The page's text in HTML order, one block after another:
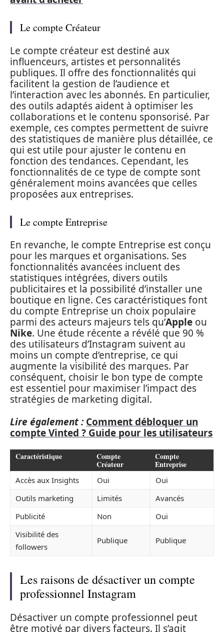
Le compte Créateur
Le compte créateur est destiné aux
influenceurs, artistes et personnalités
publiques. Il offre des fonctionnalités qui
facilitent la gestion de l’audience et
l’interaction avec les abonnés. En particulier,
des outils adaptés aident à optimiser les
collaborations et le contenu sponsorisé. Par
exemple, ces comptes permettent de suivre
des statistiques de manière plus détaillée, ce
qui est utile pour ajuster le contenu en
fonction des tendances. Cependant, les
fonctionnalités de ce type de compte sont
généralement moins avancées que celles
proposées aux entreprises.
Le compte Entreprise
En revanche, le compte Entreprise est conçu
pour les marques et organisations. Ses
fonctionnalités avancées incluent des
statistiques intégrées, divers outils
publicitaires et la possibilité d’installer une
boutique en ligne. Ces caractéristiques font
du compte Entreprise un choix populaire
parmi des acteurs majeurs tels qu’Apple ou
Nike. Une étude récente a révélé que 90 %
des utilisateurs d’Instagram suivent au
moins un compte d’entreprise, ce qui
augmente la visibilité des marques. Par
conséquent, choisir le bon type de compte
est essentiel pour maximiser l’impact des
stratégies de marketing digital.
Lire également : Comment débloquer un
compte Vinted ? Guide pour les utilisateurs
Caractéristique Compte
Créateur
Compte
Entreprise
Accès aux Insights Oui
Oui
Outils marketing
Limités
Avancés
Publicité
Non
Oui
Visibilité des
followers
Publique Publique
Les raisons de désactiver un compte
professionnel Instagram
Désactiver un compte professionnel peut
être motivé par divers facteurs. Il s’agit